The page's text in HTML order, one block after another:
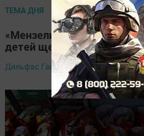
ТЕМА ДНЯ
«Мензелинск-Сервис»
детей щедрие подарки
Дильфас Галиев, 23 декабря 2024 -